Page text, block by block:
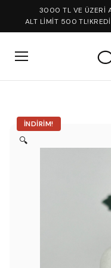
3000 TL VE ÜZERİ
ALT LİMİT 500 TL!
İNDIRIM!
🔍